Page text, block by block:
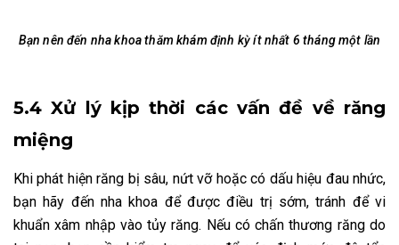
Bạn nên đến nha khoa thăm khám định kỳ ít nhất 6 tháng một lần
5.4 Xử lý kịp thời các vấn đề về răng
miệng
Khi phát hiện răng bị sâu, nứt vỡ hoặc có dấu hiệu đau nhức,
bạn hãy đến nha khoa để được điều trị sớm, tránh để vi
khuẩn xâm nhập vào tủy răng. Nếu có chấn thương răng do